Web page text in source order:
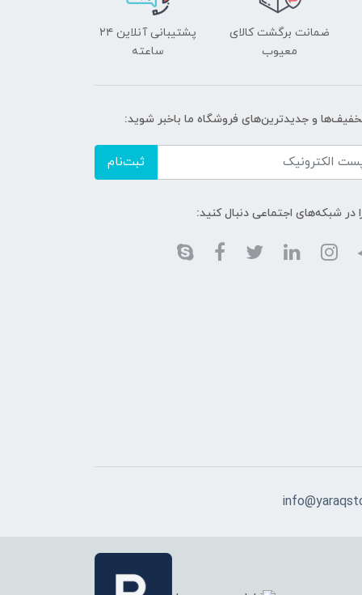
ضمانت برگشت کالای
معیوب
پشتیبانی آنلاین ۲۴
ساعته
و جدیدترین‌های فروشگاه ما باخبر شوید:
ثبت‌نام
در شبکه‌های اجتماعی دنبال کنید: